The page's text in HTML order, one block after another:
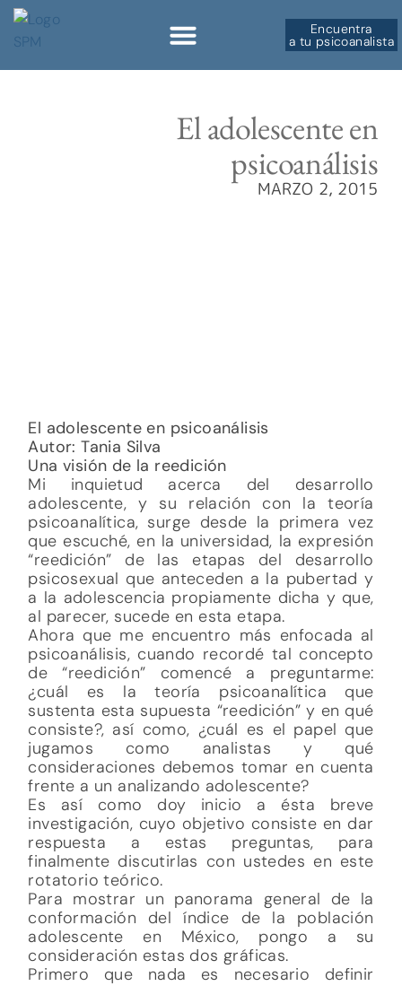
Encuentra
a tu psicoanalista
El adolescente en
psicoanálisis
MARZO 2, 2015
El adolescente en psicoanálisis
Autor: Tania Silva
Una visión de la reedición
Mi inquietud acerca del desarrollo
adolescente, y su relación con la teoría
psicoanalítica, surge desde la primera vez
que escuché, en la universidad, la expresión
“reedición” de las etapas del desarrollo
psicosexual que anteceden a la pubertad y
a la adolescencia propiamente dicha y que,
al parecer, sucede en esta etapa.
Ahora que me encuentro más enfocada al
psicoanálisis, cuando recordé tal concepto
de “reedición” comencé a preguntarme:
¿cuál es la teoría psicoanalítica que
sustenta esta supuesta “reedición” y en qué
consiste?, así como, ¿cuál es el papel que
jugamos como analistas y qué
consideraciones debemos tomar en cuenta
frente a un analizando adolescente?
Es así como doy inicio a ésta breve
investigación, cuyo objetivo consiste en dar
respuesta a estas preguntas, para
finalmente discutirlas con ustedes en este
rotatorio teórico.
Para mostrar un panorama general de la
conformación del índice de la población
adolescente en México, pongo a su
consideración estas dos gráficas.
Primero que nada es necesario definir